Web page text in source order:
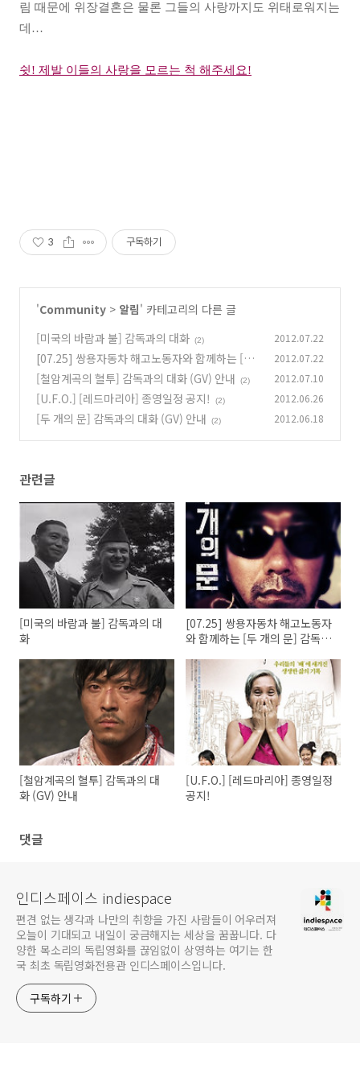
림 때문에 위장결혼은 물론 그들의 사랑까지도 위태로워지는
데…
쉿! 제발 이들의 사랑을 모르는 척 해주세요!
3 구독하기
'Community > 알림' 카테고리의 다른 글
[미국의 바람과 불] 감독과의 대화 (2) 2012.07.22
[07.25] 쌍용자동차 해고노동자와 함께하는 [두
개의 문] 감독과의 대화 (2)
2012.07.22
[철암계곡의 혈투] 감독과의 대화 (GV) 안내 (2) 2012.07.10
[U.F.O.] [레드마리아] 종영일정 공지! (2) 2012.06.26
[두 개의 문] 감독과의 대화 (GV) 안내 (2) 2012.06.18
관련글
[미국의 바람과 불] 감독과의 대
화
[07.25] 쌍용자동차 해고노동자
와 함께하는 [두 개의 문] 감독과
[철암계곡의 혈투] 감독과의 대
화 (GV) 안내
[U.F.O.] [레드마리아] 종영일정
공지!
댓글
인디스페이스 indiespace
편견 없는 생각과 나만의 취향을 가진 사람들이 어우러져
오늘이 기대되고 내일이 궁금해지는 세상을 꿈꿉니다. 다
양한 목소리의 독립영화를 끊임없이 상영하는 여기는 한
국 최초 독립영화전용관 인디스페이스입니다.
구독하기